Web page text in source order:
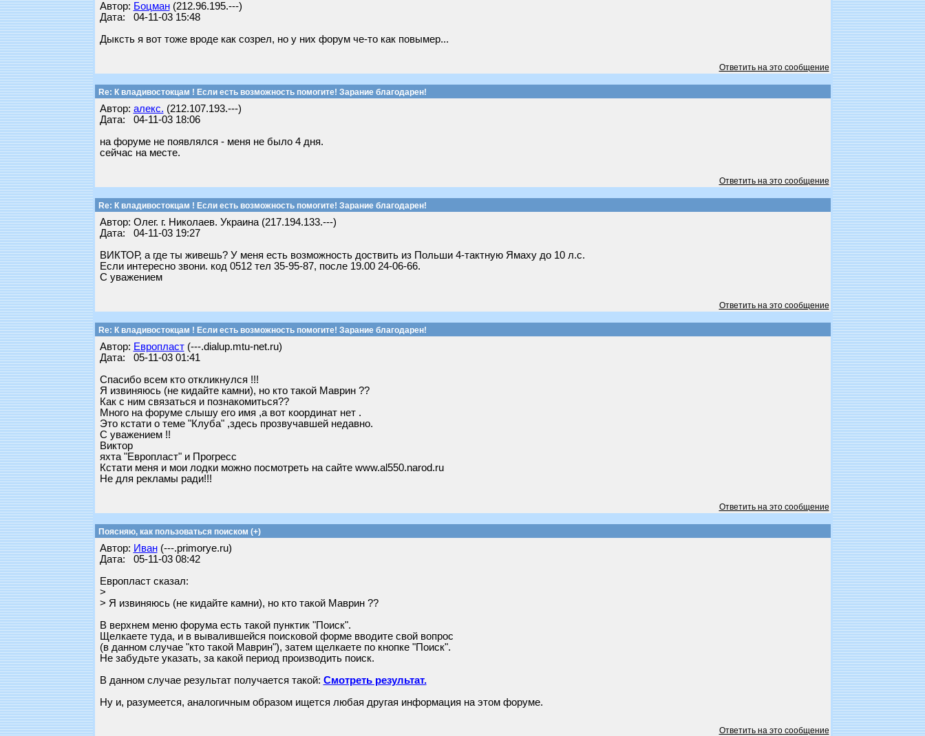
Автор: Боцман(212.96.195.---)
Дата: 04-11-03 15:48
Дыксть я вот тоже вроде как созрел, но у них форум че-то как повымер...
Ответить на это сообщение
Re: К владивостокцам ! Если есть возможность помогите! Зарание благодарен!
Автор: алекс. (212.107.193.---)
Дата: 04-11-03 18:06
на форуме не появлялся - меня не было 4 дня.
сейчас на месте.
Ответить на это сообщение
Re: К владивостокцам ! Если есть возможность помогите! Зарание благодарен!
Автор: Олег. г. Николаев. Украина (217.194.133.---)
Дата: 04-11-03 19:27
ВИКТОР, а где ты живешь? У меня есть возможность доствить из Польши 4-тактную Ямаху до 10 л.с.
Если интересно звони. код 0512 тел 35-95-87, после 19.00 24-06-66.
С уважением
Ответить на это сообщение
Re: К владивостокцам ! Если есть возможность помогите! Зарание благодарен!
Автор: Европласт(---.dialup.mtu-net.ru)
Дата: 05-11-03 01:41
Спасибо всем кто откликнулся !!!
Я извиняюсь (не кидайте камни), но кто такой Маврин ??
Как с ним связаться и познакомиться??
Много на форуме слышу его имя ,а вот координат нет .
Это кстати о теме "Клуба" ,здесь прозвучавшей недавно.
С уважением !!
Виктор
яхта "Европласт" и Прогресс
Кстати меня и мои лодки можно посмотреть на сайте www.al550.narod.ru
Не для рекламы ради!!!
Ответить на это сообщение
Поясняю, как пользоваться поиском (+)
Автор: Иван(---.primorye.ru)
Дата: 05-11-03 08:42
Европласт сказал:
>
> Я извиняюсь (не кидайте камни), но кто такой Маврин ??
В верхнем меню форума есть такой пунктик "Поиск".
Щелкаете туда, и в вывалившейся поисковой форме вводите свой вопрос
(в данном случае "кто такой Маврин"), затем щелкаете по кнопке "Поиск".
Не забудьте указать, за какой период производить поиск.
В данном случае результат получается такой: Смотреть результат.
Ну и, разумеется, аналогичным образом ищется любая другая информация на этом форуме.
Ответить на это сообщение